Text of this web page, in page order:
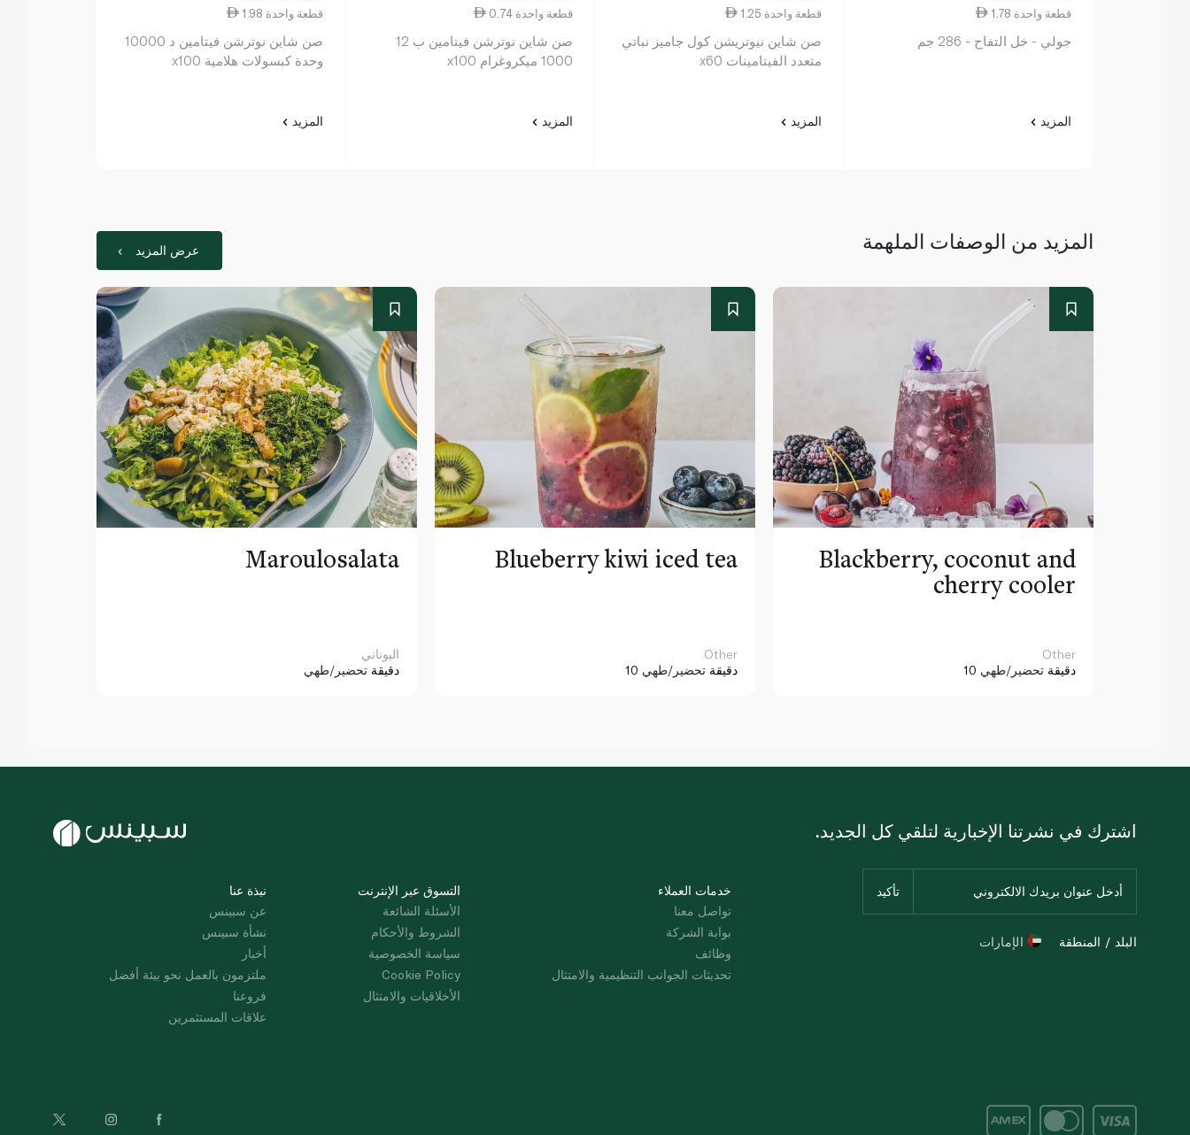
1.78 قطعة واحدة
جولي - خل التفاح - 286 جم
المزيد
1.25 قطعة واحدة
صن شاين نيوتريشن كول جاميز نباتي
متعدد الفيتامينات x60
المزيد
0.74 قطعة واحدة
صن شاين نوترشن فيتامين ب 12
1000 ميكروغرام x100
المزيد
1.98 قطعة واحدة
صن شاين نوترشن فيتامين د 10000
وحدة كبسولات هلامية x100
المزيد
المزيد من الوصفات الملهمة عرض المزيد
Maroulosalata
اليوناني
دقيقة تحضير/طهي
Blueberry kiwi iced tea
Other
10 دقيقة تحضير/طهي
Blackberry, coconut and
cherry cooler
Other
10 دقيقة تحضير/طهي
نبذة عنا
عن سبينس
نشأة سبينس
أخبار
ملتزمون بالعمل نحو بيئة أفضل
فروعنا
علاقات المستثمرين
التسوق عبر الإنترنت
الأسئلة الشائعة
الشروط والأحكام
سياسة الخصوصية
Cookie Policy
الأخلاقيات والامتثال
خدمات العملاء
تواصل معنا
بوابة الشركة
وظائف
تحديثات الجوانب التنظيمية والامتثال
اشترك في نشرتنا الإخبارية لتلقي كل الجديد.
البلد / المنطقة الإمارات